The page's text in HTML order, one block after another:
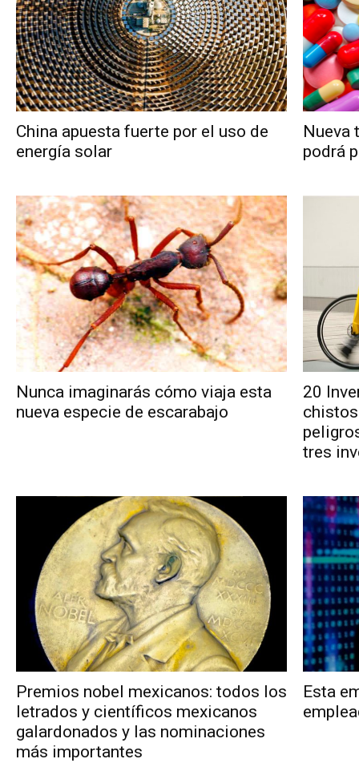
China apuesta fuerte por el uso de
energía solar
Nueva
podrá
Nunca imaginarás cómo viaja esta
nueva especie de escarabajo
20
tres
Premios nobel mexicanos: todos los
letrados y científicos mexicanos
galardonados y las nominaciones
más importantes
Esta